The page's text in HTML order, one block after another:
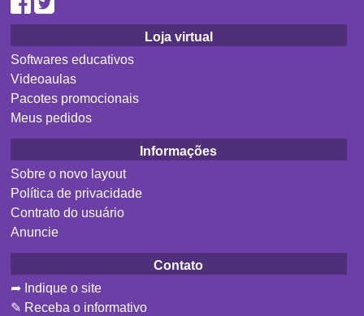
Loja virtual
Softwares educativos
Videoaulas
Pacotes promocionais
Meus pedidos
Informações
Sobre o novo layout
Política de privacidade
Contrato do usuário
Anuncie
Contato
➦ Indique o site
✎ Receba o informativo